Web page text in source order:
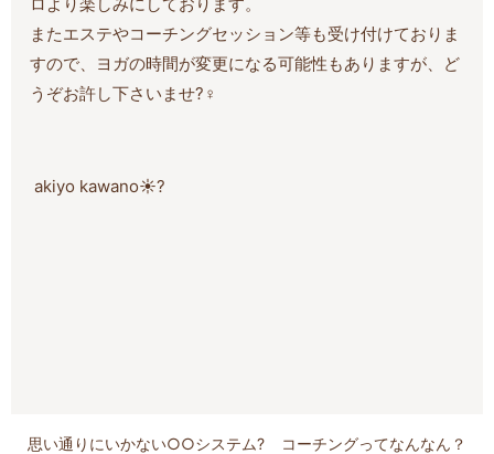
またエステやコーチングセッション等も受け付けておりま
すので、ヨガの時間が変更になる可能性もありますが、ど
うぞお許し下さいませ?‍♀️
akiyo kawano☀️?
思い通りにいかない○○システム? コーチングってなんなん？